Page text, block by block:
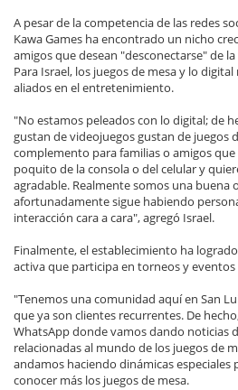
A pesar de la competencia de las redes
Kawa Games ha encontrado un nicho
amigos que desean "desconectarse" de
Para Israel, los juegos de mesa y lo
aliados en el entretenimiento.
"No estamos peleados con lo digital; de
gustan de videojuegos gustan de juegos
complemento para familias o amigos
poquito de la consola o del celular y
agradable. Realmente somos una buena
afortunadamente sigue habiendo
interacción cara a cara", agregó Israel.
Finalmente, el establecimiento ha
activa que participa en torneos y eventos
"Tenemos una comunidad aquí en San
que ya son clientes recurrentes. De
WhatsApp donde vamos dando noticias
relacionadas al mundo de los juegos de
andamos haciendo dinámicas especiales
conocer más los juegos de mesa.